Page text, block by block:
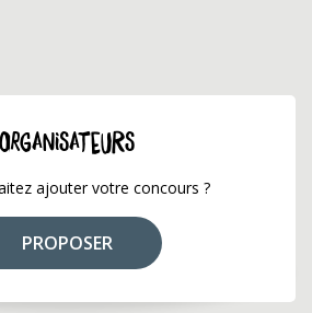
ORGANISATEURS
ajouter votre concours ?
PROPOSER